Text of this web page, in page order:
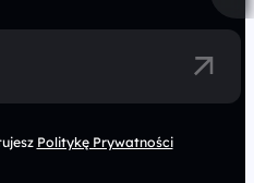
Politykę Prywatności